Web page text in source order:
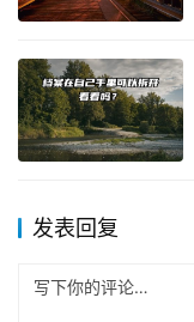
发表回复